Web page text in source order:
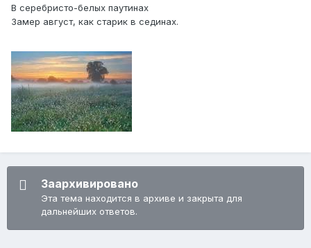
В серебристо-белых паутинах
Замер август, как старик в сединах.
Заархивировано
Эта тема находится в архиве и закрыта для
дальнейших ответов.